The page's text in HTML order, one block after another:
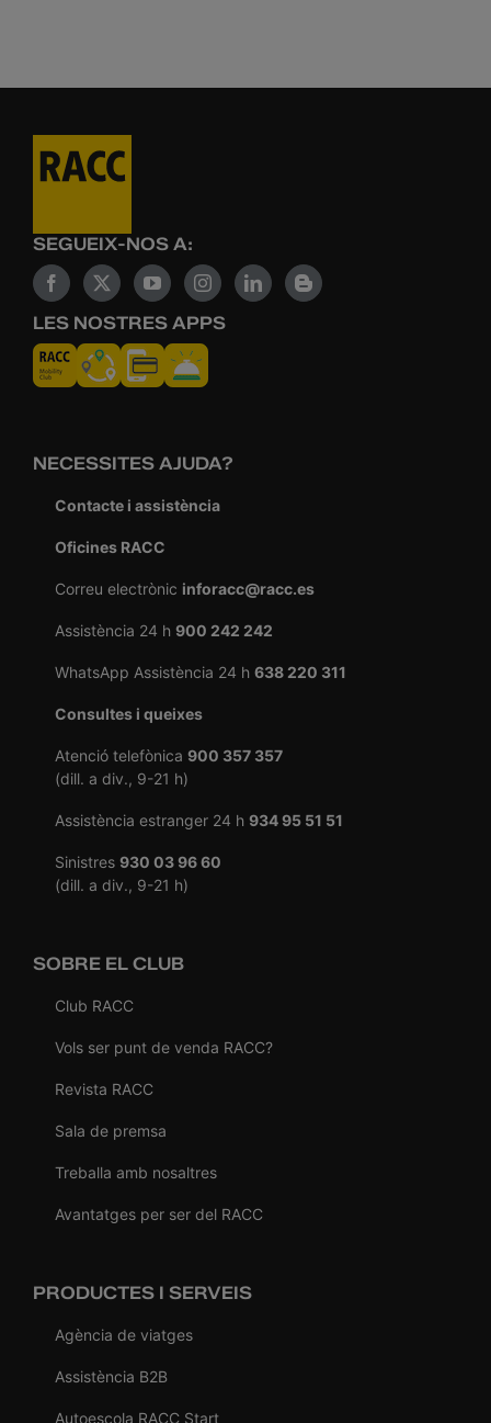
SEGUEIX-NOS A:
LES NOSTRES APPS
NECESSITES AJUDA?
Contacte i assistència
Oficines RACC
Correu electrònic inforacc@racc.es
Assistència 24 h 900 242 242
WhatsApp Assistència 24 h 638 220 311
Consultes i queixes
Atenció telefònica 900 357 357
(dill. a div., 9-21 h)
Assistència estranger 24 h 934 95 51 51
Sinistres 930 03 96 60
(dill. a div., 9-21 h)
SOBRE EL CLUB
Club RACC
Vols ser punt de venda RACC?
Revista RACC
Sala de premsa
Treballa amb nosaltres
Avantatges per ser del RACC
PRODUCTES I SERVEIS
Agència de viatges
Assistència B2B
Autoescola RACC Start